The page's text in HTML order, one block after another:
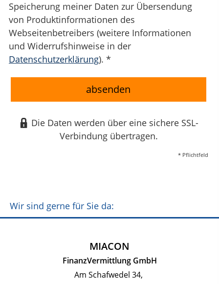
Speicherung meiner Daten zur Übersendung
von Produktinformationen des
Webseitenbetreibers (weitere Informationen
und Widerrufshinweise in der
Datenschutzerklärung). *
absenden
Die Daten werden über eine sichere SSL-
Verbindung übertragen.
* Pflichtfeld
Wir sind gerne für Sie da:
MIACON
FinanzVermittlung GmbH
Am Schafwedel 34,